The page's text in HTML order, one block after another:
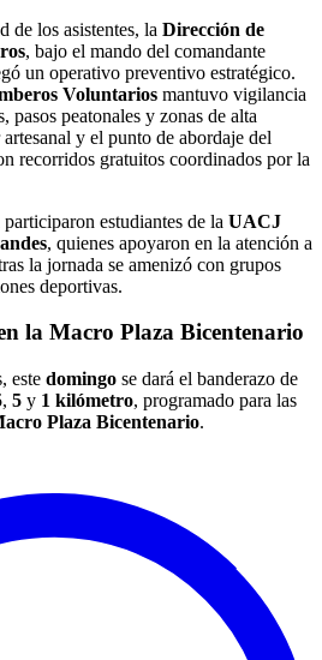
de los asistentes, la Dirección de
, bajo el mando del comandante
un operativo preventivo estratégico.
Voluntarios mantuvo vigilancia
pasos peatonales y zonas de alta
y el punto de abordaje del
recorridos gratuitos coordinados por la
estudiantes de la UACJ
, quienes apoyaron en la atención a
la jornada se amenizó con grupos
deportivas.
la Macro Plaza Bicentenario
este domingo se dará el banderazo de
, 5 y 1 kilómetro, programado para las
Plaza Bicentenario.